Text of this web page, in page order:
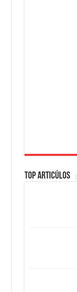
Top Articúlos